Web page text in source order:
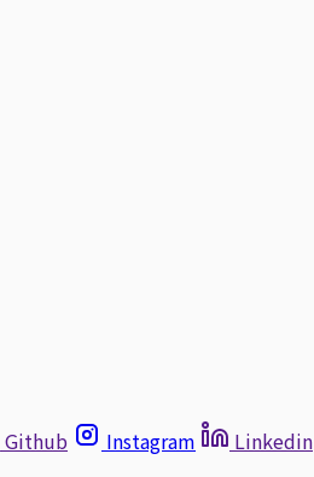
Github Instagram Linkedin